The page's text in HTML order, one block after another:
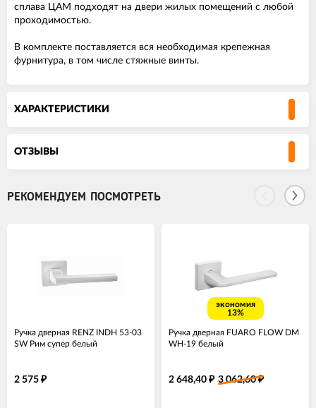
сплава ЦАМ подходят на двери жилых помещений с любой
проходимостью.
В комплекте поставляется вся необходимая крепежная
фурнитура, в том числе стяжные винты.
ХАРАКТЕРИСТИКИ
ОТЗЫВЫ
РЕКОМЕНДУЕМ ПОСМОТРЕТЬ
Ручка дверная RENZ INDH 53-03
SW Рим супер белый
2 575 ₽
экономия
13%
Ручка дверная FUARO FLOW DM
WH-19 белый
2 648,40 ₽ 3 062,60₽